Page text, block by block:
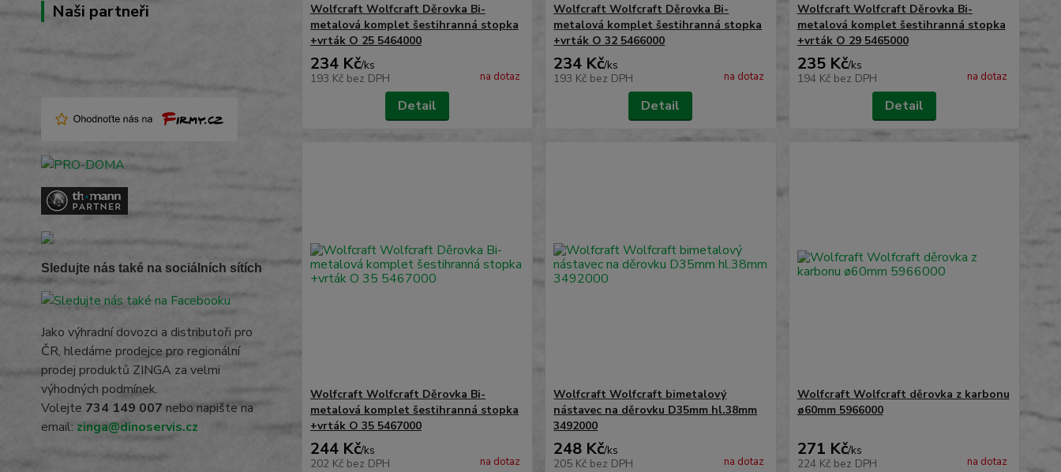
Naši partneři
Sledujte nás také na sociálních sítích
Jako výhradní dovozci a distributoři pro
ČR, hledáme prodejce pro regionální
prodej produktů ZINGA za velmi
výhodných podmínek.
Volejte 734 149 007 nebo napište na
email: zinga@dinoservis.cz
Wolfcraft Wolfcraft Děrovka Bi-
metalová komplet šestihranná stopka
+vrták O 25 5464000
234 Kč/ks
193 Kč bez DPH na dotaz
Detail
Wolfcraft Wolfcraft Děrovka Bi-
metalová komplet šestihranná stopka
+vrták O 32 5466000
234 Kč/ks
193 Kč bez DPH na dotaz
Detail
Wolfcraft Wolfcraft Děrovka Bi-
metalová komplet šestihranná stopka
+vrták O 29 5465000
235 Kč/ks
194 Kč bez DPH na dotaz
Detail
Wolfcraft Wolfcraft Děrovka Bi-
metalová komplet šestihranná stopka
+vrták O 35 5467000
244 Kč/ks
202 Kč bez DPH na dotaz
Wolfcraft Wolfcraft bimetalový
nástavec na děrovku D35mm hl.38mm
3492000
248 Kč/ks
205 Kč bez DPH na dotaz
Wolfcraft Wolfcraft děrovka z karbonu
ø60mm 5966000
271 Kč/ks
224 Kč bez DPH na dotaz